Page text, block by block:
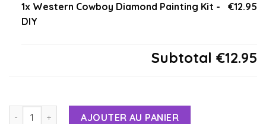
1x Western Cowboy Diamond Painting Kit -
DIY
€12.95
Subtotal €12.95
AJOUTER AU PANIER